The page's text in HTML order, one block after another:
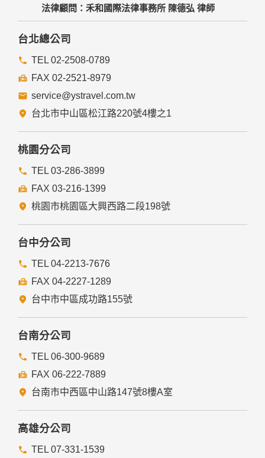
實遵守。
四、網站對外的相關連結
提供的連結，點選進入其他網站。但該連結網站不適用本網站
的隱私權保護政策，您必須參考該連結網站中的隱私權保護政
策。
五、與第三人共用個人資料之政策
本網站絕不會提供、交換、出租或出售任何您的個人資料給其
他個人、團體、私人企業或公務機關，但有法律依據或合約義
務者，不在此限。
前項但書之情形包括不限於：
經由您書面同意。
法律明文規定。
與公務機關或學術研究機構合作，基於公共利益為統計或學術
研究而有必要，且資料經過提供者處理或蒐集者依其揭露方式
無從識別特定之當事人。
當您在網站的行為，違反服務條款或可能損害或妨礙網站與其
揭露您的個人資料是為了辨識、聯絡或採取法律行動所必要
者。
本網站委託廠商協助蒐集、處理或利用您的個人資料時，將對
委外廠商或個人善盡監督管理之責。
六、Cookie之使用
為了提供您最佳的服務，本網站會在您的電腦中放置並取用我
們的Cookie，若您不願接受Cookie的寫入，您可在您使用的
瀏覽器功能項中設定隱私權等級為高，即可拒絕Cookie的寫
七、隱私權保護政策之修正
款將刊登於網站上。
法律顧問：禾和國際法律事務所 陳德弘 律師
台北總公司
TEL 02-2508-0789
FAX 02-2521-8979
service@ystravel.com.tw
台北市中山區松江路220號4樓之1
桃園分公司
TEL 03-286-3899
FAX 03-216-1399
桃園市桃園區大興西路二段198號
台中分公司
TEL 04-2213-7676
FAX 04-2227-1289
台中市中區成功路155號
台南分公司
TEL 06-300-9689
FAX 06-222-7889
台南市中西區中山路147號8樓A室
高雄分公司
TEL 07-331-1539